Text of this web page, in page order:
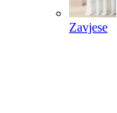
Zavjese